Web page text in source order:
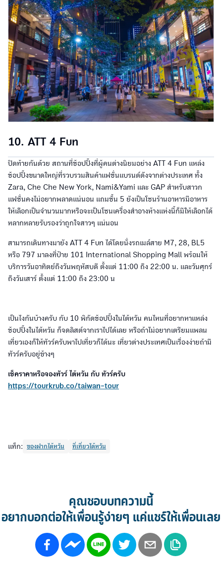
10. ATT 4 Fun
ปิดท้ายกันด้วย สถานที่ช้อปปิ้งที่ผู้คนต่างนิยมอย่าง ATT 4 Fun แหล่ง
ช้อปปิ้งขนาดใหญ่ที่รวบรวมสินค้าแฟชั่นแบรนด์ดังจากต่างประเทศ ทั้ง
Zara, Che Che New York, Nami&Yami และ GAP สำหรับสาวก
แฟชั่นคงไม่อยากพลาดแน่นอน แถมชั้น 5 ยังเป็นโซนร้านอาหารมีอาหาร
ให้เลือกเป็นจำนวนมากหรือจะเป็นโซนเครื่องสำอางห้างแห่งนี้ก็มีให้เลือกได้
หลากหลายรับรองว่าถูกใจสาวๆ แน่นอน
สามารถเดินทางมายัง ATT 4 Fun ได้โดยนั่งรถเมล์สาย M7, 28, BL5
หรือ 797 มาลงที่ป้าย 101 International Shopping Mall พร้อมให้
บริการวันอาทิตย์ถึงวันพฤหัสบดี ตั้งแต่ 11:00 ถึง 22:00 น. และวันศุกร์
ถึงวันเสาร์ ตั้งแต่ 11:00 ถึง 23:00 น
เป็นไงกันบ้างครับ กับ 10 พิกัดช้อปปิ้งในไต้หวัน คนไหนที่อยากหาแหล่ง
ช้อปปิ้งในไต้หวัน ก็จดลิสต์จากเราไปได้เลย หรือถ้าไม่อยากเตรียมแพลน
เที่ยวเองก็ให้ทัวร์ครับพาไปเที่ยวก็ได้นะ เที่ยวต่างประเทศเป็นเรื่องง่ายถ้ามี
ทัวร์ครับอยู่ข้างๆ
เช็คราคาหรือจองทัวร์ ไต้หวัน กับ ทัวร์ครับ
https://tourkrub.co/taiwan-tour
แท็ก: ของฝากไต้หวัน ที่เที่ยวไต้หวัน
คุณชอบบทความนี้
อยากบอกต่อให้เพื่อนรู้ง่ายๆ แค่แชร์ให้เพื่อนเลย